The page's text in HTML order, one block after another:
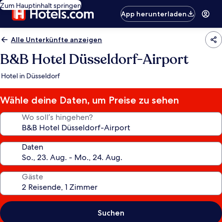
Zum Hauptinhalt springen
App herunterladen
Alle Unterkünfte anzeigen
B&B Hotel Düsseldorf-Airport
Hotel in Düsseldorf
Wähle deine Daten, um Preise zu sehen
Wo soll’s hingehen?
Daten
Gäste
Suchen